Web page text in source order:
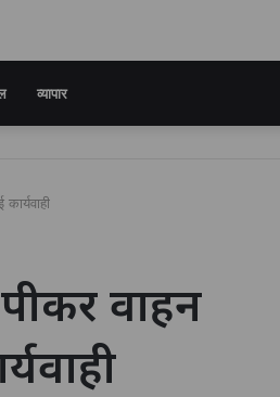
व्यापार
वाहन